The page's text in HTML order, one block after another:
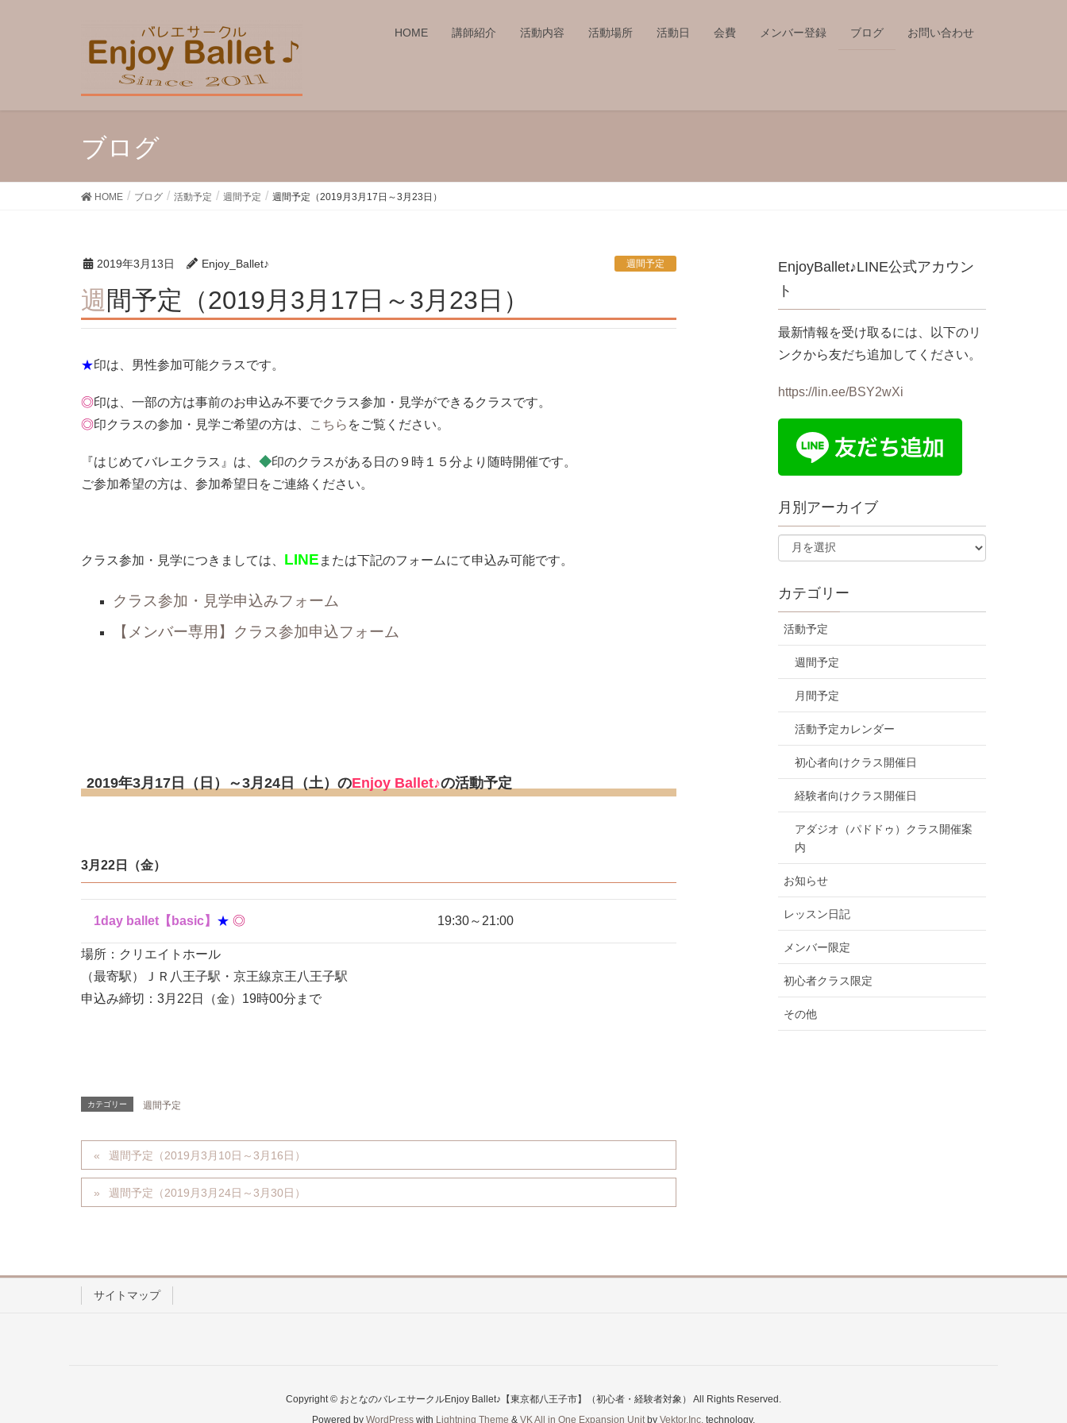
HOME 講師紹介 活動内容 活動場所 活動日 会費 メンバー登録 ブログ お問い合わせ
ブログ
HOME ブログ 活動予定 週間予定 週間予定（2019月3月17日～3月23日）
2019年3月13日 Enjoy_Ballet♪ 週間予定
週間予定（2019月3月17日～3月23日）
★印は、男性参加可能クラスです。
◎印は、一部の方は事前のお申込み不要でクラス参加・見学ができるクラスです。
◎印クラスの参加・見学ご希望の方は、 こちら をご覧ください。
『はじめてバレエクラス』は、 ◆印のクラスがある日の９時１５分より随時開催です。
ご参加希望の方は、参加希望日をご連絡ください。
クラス参加・見学につきましては、 LINE または下記のフォームにて申込み可能です。
クラス参加・見学申込みフォーム
【メンバー専用】クラス参加申込フォーム
2019年3月17日（日）～3月24日（土）のEnjoy Ballet♪の活動予定
3月22日（金）
1day ballet【basic】 ★ ◎ 19:30～21:00
場所：クリエイトホール
（最寄駅）ＪＲ八王子駅・京王線京王八王子駅
申込み締切：3月22日（金）19時00分まで
カテゴリー 週間予定
週間予定（2019月3月10日～3月16日）
週間予定（2019月3月24日～3月30日）
EnjoyBallet♪LINE公式アカウン
ト
最新情報を受け取るには、以下のリ
ンクから友だち追加してください。
https://lin.ee/BSY2wXi
月別アーカイブ
カテゴリー
活動予定
週間予定
月間予定
活動予定カレンダー
初心者向けクラス開催日
経験者向けクラス開催日
アダジオ（パドドゥ）クラス開催案
内
お知らせ
レッスン日記
メンバー限定
初心者クラス限定
その他
サイトマップ
Copyright © おとなのバレエサークルEnjoy Ballet♪【東京都八王子市】（初心者・経験者対象） All Rights Reserved.
Powered by WordPress with Lightning Theme & VK All in One Expansion Unitby Vektor,Inc. technology.